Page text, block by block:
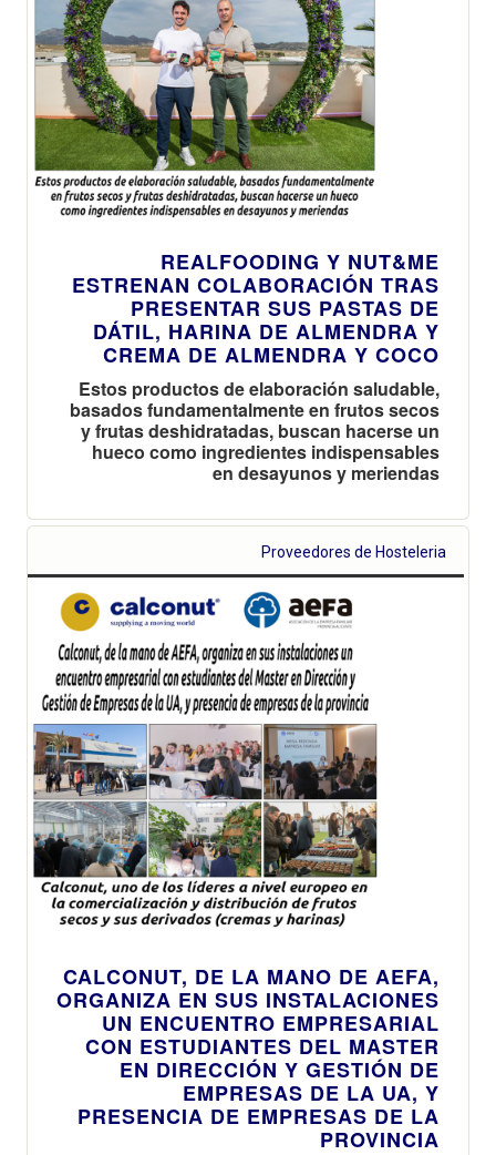
REALFOODING Y NUT&ME
ESTRENAN COLABORACIÓN TRAS
PRESENTAR SUS PASTAS DE
DÁTIL, HARINA DE ALMENDRA Y
CREMA DE ALMENDRA Y COCO
Estos productos de elaboración saludable,
basados fundamentalmente en frutos secos
y frutas deshidratadas, buscan hacerse un
hueco como ingredientes indispensables
en desayunos y meriendas
Proveedores de Hosteleria
CALCONUT, DE LA MANO DE AEFA,
ORGANIZA EN SUS INSTALACIONES
UN ENCUENTRO EMPRESARIAL
CON ESTUDIANTES DEL MASTER
EN DIRECCIÓN Y GESTIÓN DE
EMPRESAS DE LA UA, Y
PRESENCIA DE EMPRESAS DE LA
PROVINCIA